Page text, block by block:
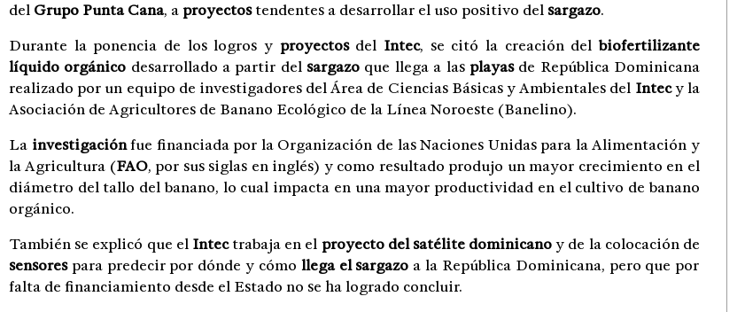
del Grupo Punta Cana, aproyectostendentes a desarrollar el uso positivo del sargazo.
Durante la ponencia de los logros y proyectosdel Intec, se citó la creación del biofertilizante
líquido orgánico desarrollado a partir del sargazo que llega a las playasde República Dominicana
realizado por un equipo de investigadores del Área de Ciencias Básicas y Ambientales del Intecy la
Asociación de Agricultores de Banano Ecológico de la Línea Noroeste (Banelino).
La investigaciónfue financiada por la Organización de las Naciones Unidas para la Alimentación y
la Agricultura (FAO, por sus siglas en inglés) y como resultado produjo un mayor crecimiento en el
diámetro del tallo del banano, lo cual impacta en una mayor productividad en el cultivo de banano
orgánico.
También se explicó que el Intectrabaja en el proyecto del satélite dominicanoy de la colocación de
sensorespara predecir por dónde y cómo llega el sargazo a la República Dominicana, pero que por
falta de financiamiento desde el Estado no se ha logrado concluir.